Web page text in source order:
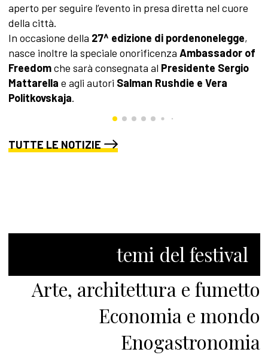
aperto per seguire l’evento in presa diretta nel cuore
della città.
In occasione della 27^ edizione di pordenonelegge,
nasce inoltre la speciale onorificenza Ambassador of
Freedomche sarà consegnata al Presidente Sergio
Mattarella e agli autori Salman Rushdie e Vera
Politkovskaja.
TUTTE LE NOTIZIE
Arte, architettura e fumetto
Economia e mondo
Enogastronomia
temi del festival